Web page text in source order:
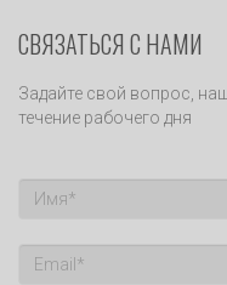
СВЯЗАТЬСЯ С НАМИ
Задайте свой вопрос,
течение рабочего дня